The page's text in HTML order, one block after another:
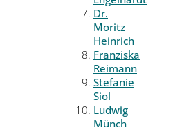
Dr.
Moritz
Heinrich
Franziska
Reimann
Stefanie
Siol
Ludwig
Münch